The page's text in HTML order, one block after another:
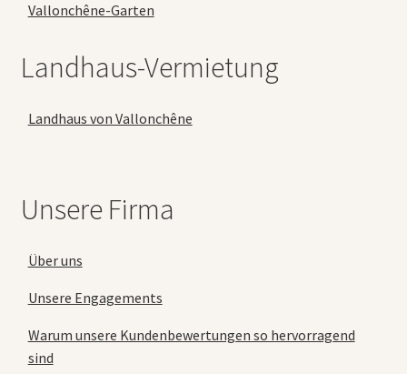
Vallonchêne-Garten
Landhaus-Vermietung
Landhaus von Vallonchêne
Unsere Firma
Über uns
Unsere Engagements
Warum unsere Kundenbewertungen so hervorragend
sind